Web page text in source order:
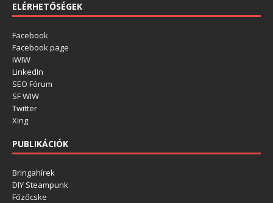
ELÉRHETŐSÉGEK
Facebook
Facebook page
iWIW
LinkedIn
SEO Fórum
SF WIW
Twitter
Xing
PUBLIKÁCIÓK
Bringahírek
DIY Steampunk
Főzőcske